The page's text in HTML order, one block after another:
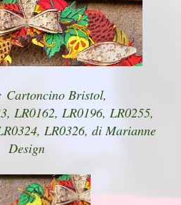
Cartoncino Bristol,
LR0162, LR0196, LR0255,
LR0326, di Marianne
Design